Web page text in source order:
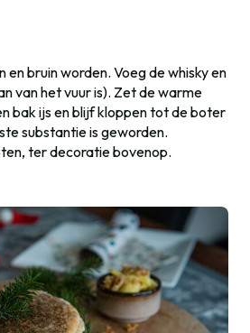
bruin worden. Voeg de whisky en
van het vuur is). Zet de warme
bak ijs en blijf kloppen tot de boter
substantie is geworden.
ter decoratie bovenop.